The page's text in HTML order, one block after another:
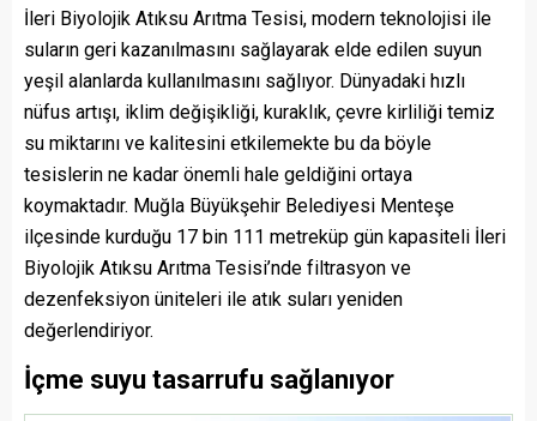
İleri Biyolojik Atıksu Arıtma Tesisi, modern teknolojisi ile
suların geri kazanılmasını sağlayarak elde edilen suyun
yeşil alanlarda kullanılmasını sağlıyor. Dünyadaki hızlı
nüfus artışı, iklim değişikliği, kuraklık, çevre kirliliği temiz
su miktarını ve kalitesini etkilemekte bu da böyle
tesislerin ne kadar önemli hale geldiğini ortaya
koymaktadır. Muğla Büyükşehir Belediyesi Menteşe
ilçesinde kurduğu 17 bin 111 metreküp gün kapasiteli İleri
Biyolojik Atıksu Arıtma Tesisi’nde filtrasyon ve
dezenfeksiyon üniteleri ile atık suları yeniden
değerlendiriyor.
İçme suyu tasarrufu sağlanıyor